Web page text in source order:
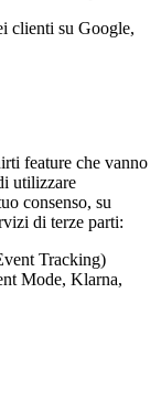
clienti su Google,
feature che vanno
utilizzare
consenso, su
di terze parti:
Tracking)
Mode, Klarna,